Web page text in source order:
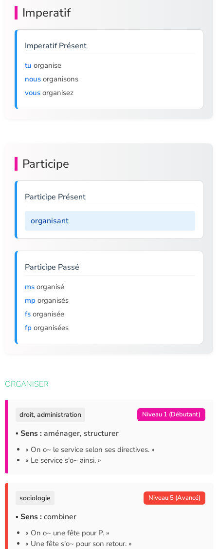
Imperatif
Imperatif Présent
tu organise
nous organisons
vous organisez
Participe
Participe Présent
organisant
Participe Passé
ms organisé
mp organisés
fs organisée
fp organisées
ORGANISER
droit, administration Niveau 1 (Débutant)
▪ Sens : aménager, structurer
« On o~ le service selon ses directives. »
« Le service s'o~ ainsi. »
sociologie Niveau 5 (Avancé)
▪ Sens : combiner
« On o~ une fête pour P. »
« Une fête s'o~ pour son retour. »